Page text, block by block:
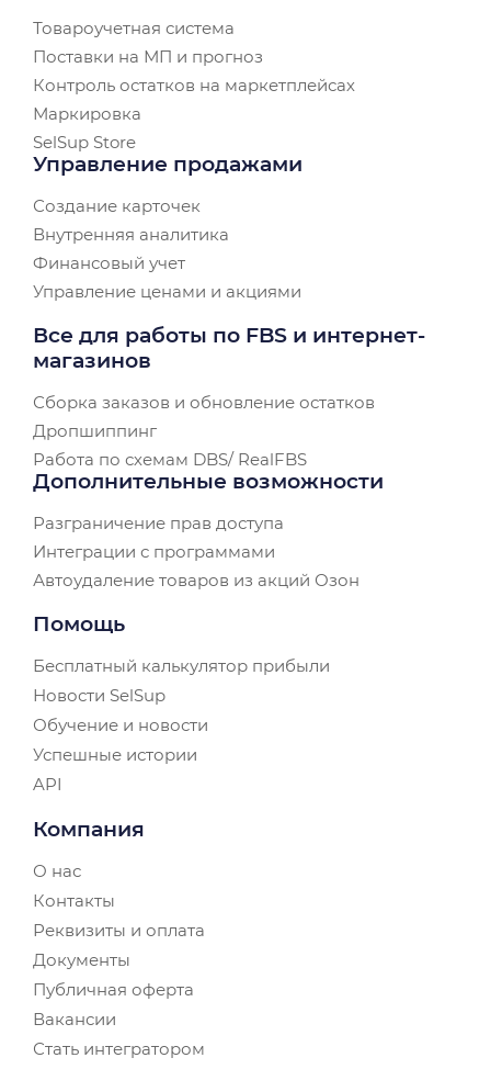
Товароучетная система
Поставки на МП и прогноз
Контроль остатков на маркетплейсах
Маркировка
SelSup Store
Управление продажами
Создание карточек
Внутренняя аналитика
Финансовый учет
Управление ценами и акциями
Все для работы по FBS и интернет-
магазинов
Сборка заказов и обновление остатков
Дропшиппинг
Работа по схемам DBS/ RealFBS
Дополнительные возможности
Разграничение прав доступа
Интеграции с программами
Автоудаление товаров из акций Озон
Помощь
Бесплатный калькулятор прибыли
Новости SelSup
Обучение и новости
Успешные истории
API
Компания
О нас
Контакты
Реквизиты и оплата
Документы
Публичная оферта
Вакансии
Стать интегратором